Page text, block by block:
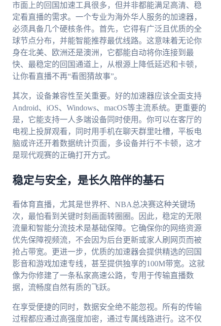
市面上的回国加速工具很多，但并非都能满足高清、稳
定看直播的需求。一个专业为海外华人服务的加速器，
必须具备几个硬核条件。首先，它得有广泛且优质的全
球节点分布，并能智能推荐最优线路。这意味着无论你
身在北美、欧洲还是澳洲，它都能自动将你连接到最
快、最稳定的回国通道上，从根源上降低延迟和卡顿，
让你看直播不再“看图猜故事”。
其次，设备兼容性至关重要。好的加速器应该全面支持
Android、iOS、Windows、macOS等主流系统。更重要的
是，它能支持一人多端设备同时使用。你可以在客厅的
电视上投屏观看，同时用手机在聊天群里吐槽，平板电
脑或许还开着数据统计页面，多设备并行不卡顿，这才
是现代观赛的正确打开方式。
稳定与安全，是长久陪伴的基石
看体育直播，尤其是世界杯、NBA总决赛这种关键场
次，最怕看到关键时刻画面转圈圈。因此，稳定的无限
流量和智能分流技术是基础保障。它确保你的网络资源
优先保障视频流，不会因为后台更新或家人刷网页而被
抢占带宽。更进一步，优质的加速器会提供精选的回国
影音和游戏加速专线，甚至提供独享的100M带宽。这就
像为你修建了一条私家高速公路，专用于传输直播数
据，流畅度自然有质的飞跃。
在享受便捷的同时，数据安全绝不能忽视。所有的传输
过程都应通过高强度加密，通过专属线路进行。这不仅